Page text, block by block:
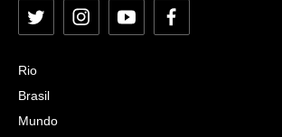
Twitter InstagramYouTubeFacebook
Rio
Brasil
Mundo